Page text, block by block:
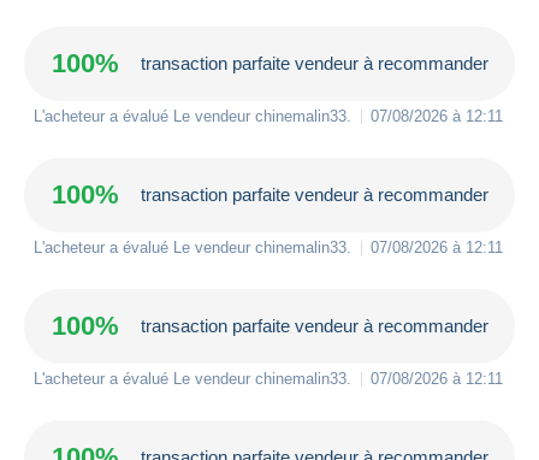
100% transaction parfaite vendeur à recommander
L'acheteur a évalué Le vendeur chinemalin33 07/08/2026 à 12:11
100% transaction parfaite vendeur à recommander
L'acheteur a évalué Le vendeur chinemalin33 07/08/2026 à 12:11
100% transaction parfaite vendeur à recommander
L'acheteur a évalué Le vendeur chinemalin33 07/08/2026 à 12:11